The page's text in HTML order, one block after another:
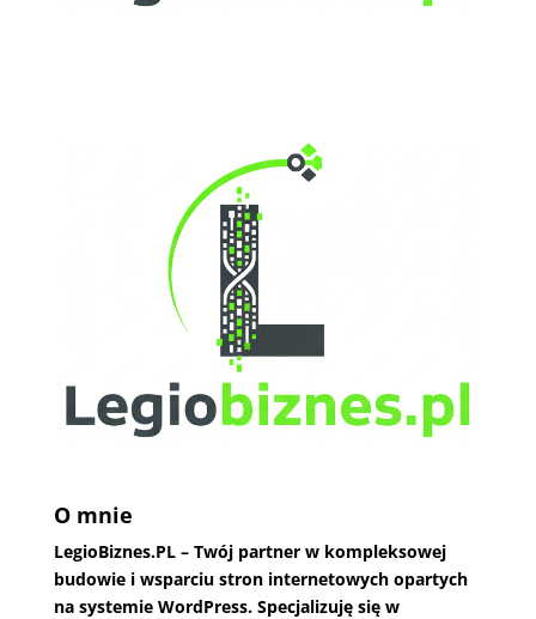
O mnie
LegioBiznes.PL– Twój partner w kompleksowej
budowie i wsparciu stron internetowych opartych
na systemie WordPress. Specjalizuję się w